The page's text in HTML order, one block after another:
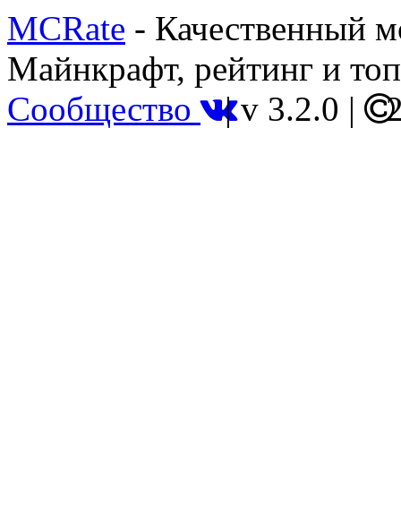
MCRate - Качественный
Майнкрафт, рейтинг и
Сообщество |v 3.2.0 |